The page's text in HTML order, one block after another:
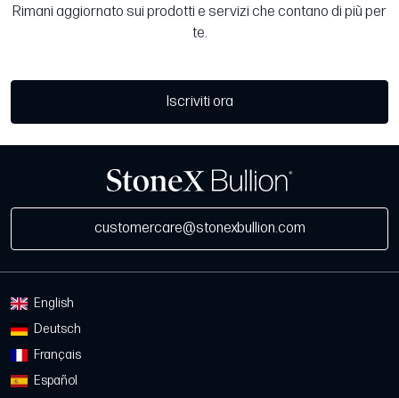
Rimani aggiornato sui prodotti e servizi che contano di più per
te.
Iscriviti ora
customercare@stonexbullion.com
English
Deutsch
Français
Español